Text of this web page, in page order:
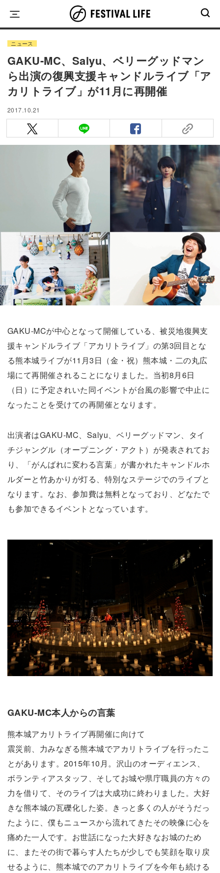
content
ニュース
GAKU-MC、Salyu、ベリーグッドマン
ら出演の復興支援キャンドルライブ「ア
カリトライブ」が11月に再開催
2017.10.21
GAKU-MCが中心となって開催している、被災地復興支
援キャンドルライブ「アカリトライブ」の第3回目とな
る熊本城ライブが11月3日（金・祝）熊本城・二の丸広
場にて再開催されることになりました。当初8月6日
（日）に予定されいた同イベントが台風の影響で中止に
なったことを受けての再開催となります。
出演者はGAKU-MC、Salyu、ベリーグッドマン、タイ
チジャングル（オープニング・アクト）が発表されてお
り、「がんばれに変わる言葉」が書かれたキャンドルホ
ルダーと竹あかりが灯る、特別なステージでのライブと
なります。なお、参加費は無料となっており、どなたで
も参加できるイベントとなっています。
GAKU-MC本人からの言葉
熊本城アカリトライブ再開催に向けて
震災前、力みなぎる熊本城でアカリトライブを行ったこ
とがあります。2015年10月。沢山のオーディエンス、
ボランティアスタッフ、そしてお城や県庁職員の方々の
力を借りて、そのライブは大成功に終わりました。大好
きな熊本城の瓦礫化した姿。きっと多くの人がそうだっ
たように、僕もニュースから流れてきたその映像に心を
痛めた一人です。お世話になった大好きなお城のため
に、またその街で暮らす人たちが少しでも笑顔を取り戻
せるように、熊本城でのアカリトライブを今年も続ける